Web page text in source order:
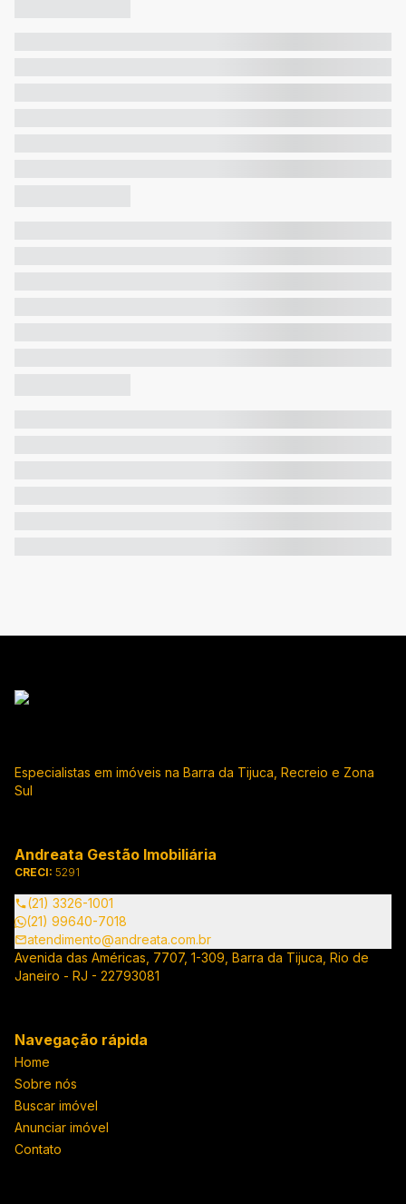
Especialistas em imóveis na Barra da Tijuca, Recreio e Zona
Sul
Andreata Gestão Imobiliária
CRECI: 5291
(21) 3326-1001
(21) 99640-7018
atendimento@andreata.com.br
Avenida das Américas, 7707, 1-309, Barra da Tijuca, Rio de
Janeiro - RJ - 22793081
Navegação rápida
Home
Sobre nós
Buscar imóvel
Anunciar imóvel
Contato